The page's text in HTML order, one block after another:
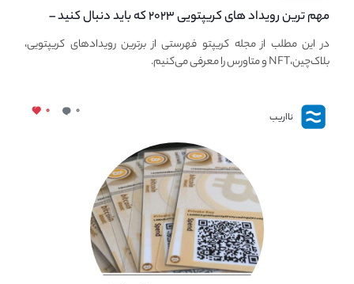
مهم ترین رویداد های کریپتویی ۲۰۲۳ که باید دنبال کنید –
معرفی بهترین رویداد های جهانی
در این مطلب از مجله کریپتو فهرستی از برترین رویدادهای کریپتویی،
بلاک‌چین،NFT و متاورس را معرفی می‌کنیم.
نااریب ۰ ۰